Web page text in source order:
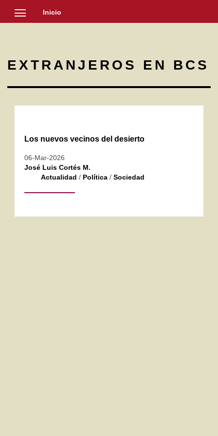
Inicio
SOCIEDAD
NOTICIAS
EXTRANJEROS EN BCS
Los nuevos vecinos del desierto
06-Mar-2026
José Luis Cortés M.
Actualidad / Política / Sociedad